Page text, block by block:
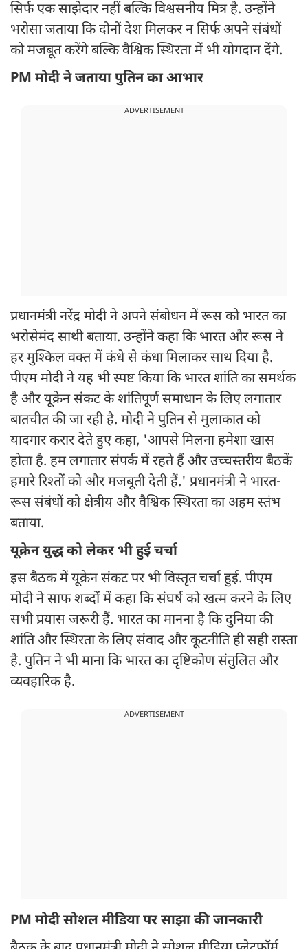
सिर्फ एक साझेदार नहीं बल्कि विश्वसनीय मित्र है. उन्होंने
भरोसा जताया कि दोनों देश मिलकर न सिर्फ अपने संबंधों
को मजबूत करेंगे बल्कि वैश्विक स्थिरता में भी योगदान देंगे.
PM मोदी ने जताया पुतिन का आभार
ADVERTISEMENT
प्रधानमंत्री नरेंद्र मोदी ने अपने संबोधन में रूस को भारत का
भरोसेमंद साथी बताया. उन्होंने कहा कि भारत और रूस ने
हर मुश्किल वक्त में कंधे से कंधा मिलाकर साथ दिया है.
पीएम मोदी ने यह भी स्पष्ट किया कि भारत शांति का समर्थक
है और यूक्रेन संकट के शांतिपूर्ण समाधान के लिए लगातार
बातचीत की जा रही है. मोदी ने पुतिन से मुलाकात को
यादगार करार देते हुए कहा, 'आपसे मिलना हमेशा खास
होता है. हम लगातार संपर्क में रहते हैं और उच्चस्तरीय बैठकें
हमारे रिश्तों को और मजबूती देती हैं.' प्रधानमंत्री ने भारत-
रूस संबंधों को क्षेत्रीय और वैश्विक स्थिरता का अहम स्तंभ
बताया.
यूक्रेन युद्ध को लेकर भी हुई चर्चा
इस बैठक में यूक्रेन संकट पर भी विस्तृत चर्चा हुई. पीएम
मोदी ने साफ शब्दों में कहा कि संघर्ष को खत्म करने के लिए
सभी प्रयास जरूरी हैं. भारत का मानना है कि दुनिया की
शांति और स्थिरता के लिए संवाद और कूटनीति ही सही रास्ता
है. पुतिन ने भी माना कि भारत का दृष्टिकोण संतुलित और
व्यवहारिक है.
ADVERTISEMENT
PM मोदी सोशल मीडिया पर साझा की जानकारी